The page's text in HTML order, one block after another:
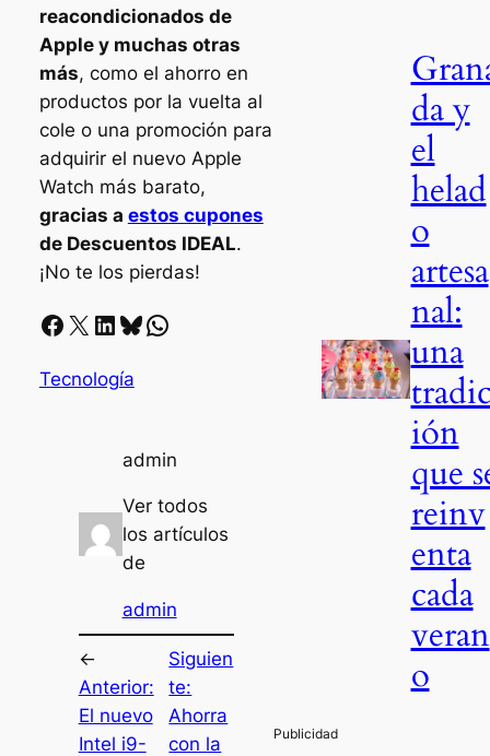
reacondicionados de
Apple y muchas otras
más, como el ahorro en
productos por la vuelta al
cole o una promoción para
adquirir el nuevo Apple
Watch más barato,
gracias a estos cupones
de Descuentos IDEAL.
¡No te los pierdas!
Facebook X LinkedIn Bluesky Whatsapp
Tecnología
admin
Ver todos
los artículos
de
admin
←
Anterior:
El nuevo
Intel i9-
Siguien
te:
Ahorra
con la
da y
el
helad
o
artesa
nal:
una
ión
que
reinv
enta
cada
veran
o